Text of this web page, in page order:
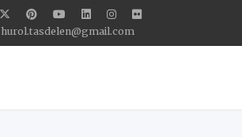
hurol.tasdelen@gmail.com